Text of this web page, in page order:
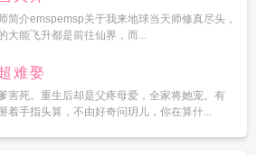
简介emspemsp关于我来地球当天师修真尽头，
大能飞升都是前往仙界，而...
难娶
害死。重生后却是父疼母爱，全家将她宠。有
着手指头算，不由好奇问玥儿，你在算什...